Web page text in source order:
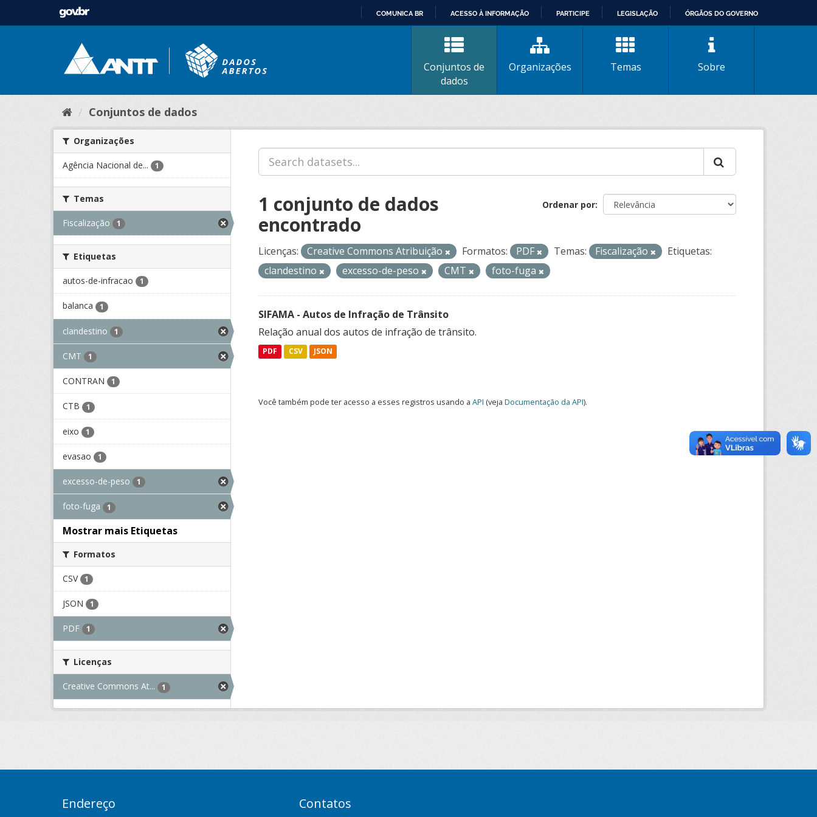
CONTEÚDO
COMUNICA BR ACESSO À INFORMAÇÃO PARTICIPE LEGISLAÇÃO ÓRGÃOS DO GOVERNO
Conjuntos de
dados
Organizações Temas Sobre
Conjuntos de dados
Organizações
Agência Nacional de... 1
Temas
Fiscalização 1
Etiquetas
autos-de-infracao 1
balanca 1
clandestino 1
CMT 1
CONTRAN 1
CTB 1
eixo 1
evasao 1
excesso-de-peso 1
foto-fuga 1
Mostrar mais Etiquetas
Formatos
CSV 1
JSON 1
PDF 1
Licenças
Creative Commons At... 1
Ordenar por
1 conjunto de dados
encontrado
Licenças: Creative Commons Atribuição Formatos: PDF Temas: Fiscalização
Etiquetas:
clandestino
excesso-de-peso CMT foto-fuga
SIFAMA - Autos de Infração de Trânsito
Relação anual dos autos de infração de trânsito.
PDF CSV JSON
Você também pode ter acesso a esses registros usando a API (veja Documentação da API).
Endereço Contatos